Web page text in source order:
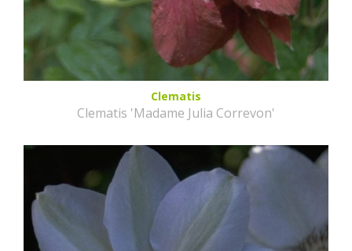
Clematis
Clematis 'Madame Julia Correvon'